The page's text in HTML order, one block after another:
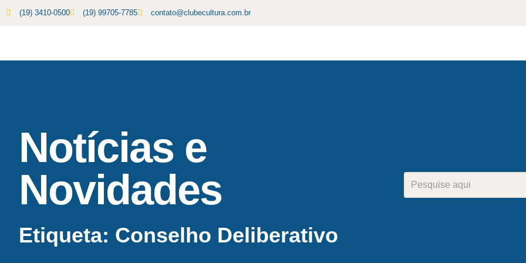
(19) 3410-0500 (19) 99705-7785 contato@clubecultura.com.br
Notícias e
Novidades
Etiqueta: Conselho Deliberativo